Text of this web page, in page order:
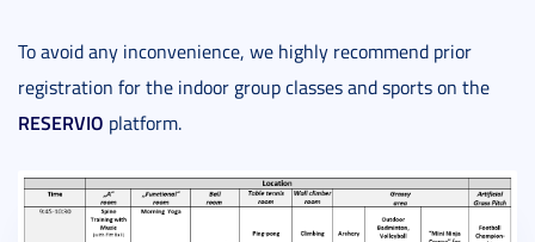
To avoid any inconvenience, we highly recommend prior
registration for the indoor group classes and sports on the
RESERVIO platform.